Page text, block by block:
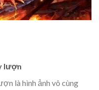
lượn
là hình ảnh vô cùng